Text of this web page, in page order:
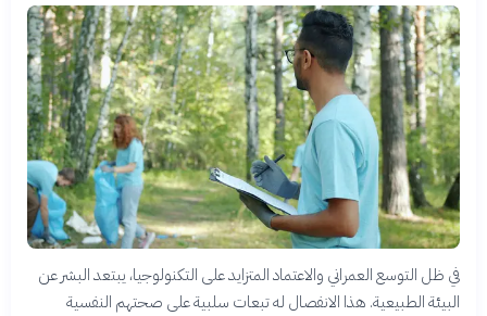
في ظل التوسع العمراني والاعتماد المتزايد على التكنولوجيا، يبتعد البشر عن
البيئة الطبيعية. هذا الانفصال له تبعات سلبية على صحتهم النفسية